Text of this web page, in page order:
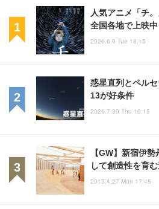
人気アニメ「チ
全国各地で上映中
2026.6.9 Tue 18:15
惑星直列とペル
13が好条件
2026.7.30 Thu 10:15
【GW】新宿伊
して創造性を育
2015.4.27 Mon 17:45